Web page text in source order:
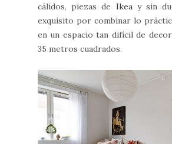
cálidos, piezas de Ikea y sin
exquisito por combinar lo
en un espacio tan difícil de
35 metros cuadrados.